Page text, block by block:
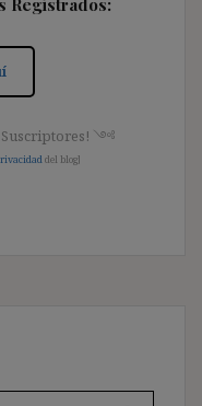
Suscriptores! ༺
del blog]